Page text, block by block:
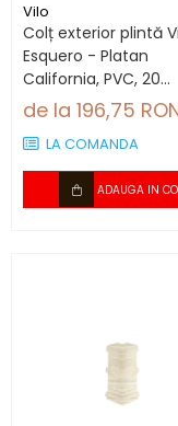
Vilo
Colț exterior plintă
Esquero - Platan
California, PVC, 20
buc/cutie,
plintă 66.6 mm
de la 196,75
LA COMANDA
ADAUGA IN